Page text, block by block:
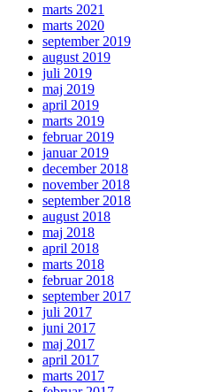
marts 2021
marts 2020
september 2019
august 2019
juli 2019
maj 2019
april 2019
marts 2019
februar 2019
januar 2019
december 2018
november 2018
september 2018
august 2018
maj 2018
april 2018
marts 2018
februar 2018
september 2017
juli 2017
juni 2017
maj 2017
april 2017
marts 2017